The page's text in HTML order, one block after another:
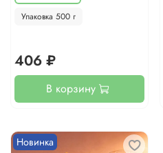
Упаковка 500 г
406 ₽
В корзину
Новинка